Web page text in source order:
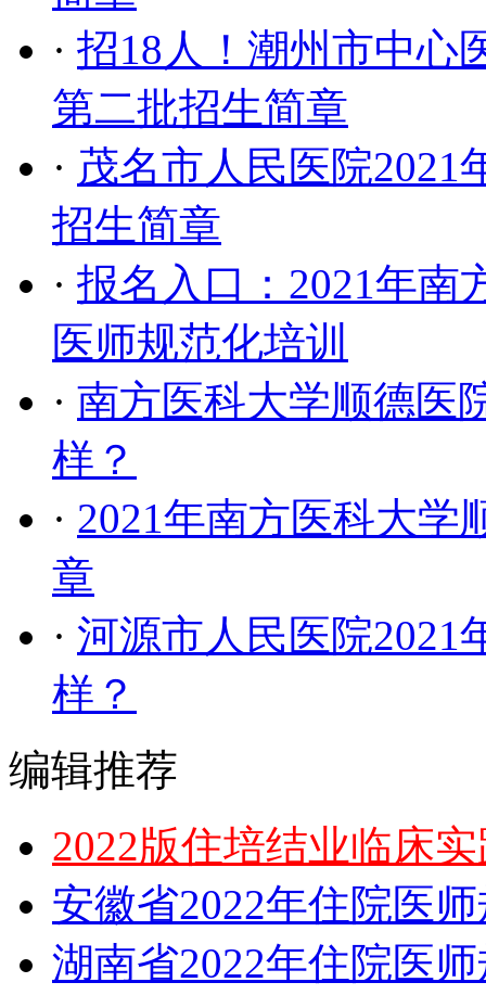
· 招18人！潮州市中心
第二批招生简章
· 茂名市人民医院2021
招生简章
· 报名入口：2021年南
医师规范化培训
· 南方医科大学顺德医
样？
· 2021年南方医科大学
章
· 河源市人民医院2021
样？
编辑推荐
2022版住培结业临床
安徽省2022年住院医
湖南省2022年住院医